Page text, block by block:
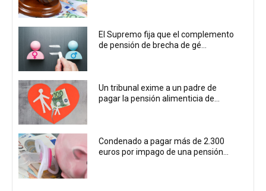
El Supremo fija que el complemento
de pensión de brecha de gé...
Un tribunal exime a un padre de
pagar la pensión alimenticia de...
Condenado a pagar más de 2.300
euros por impago de una pensión...